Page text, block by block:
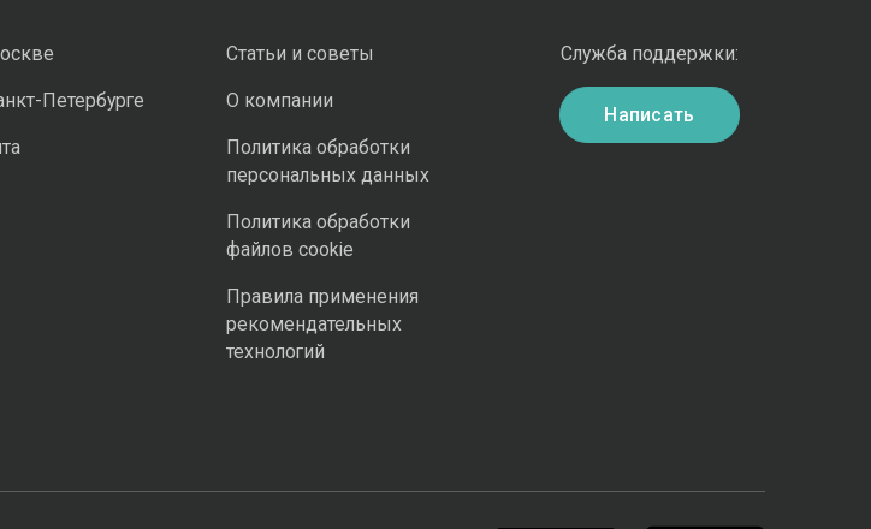
Петербурге
Статьи и советы
О компании
Политика обработки
персональных данных
Политика обработки
файлов cookie
Правила применения
рекомендательных
технологий
Служба поддержки:
Написать